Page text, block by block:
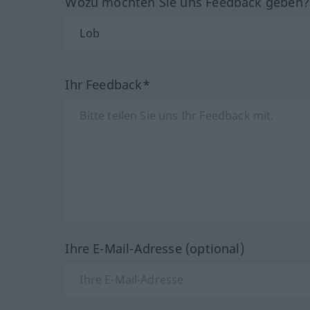
Ihr Feedback*
Ihre E-Mail-Adresse (optional)